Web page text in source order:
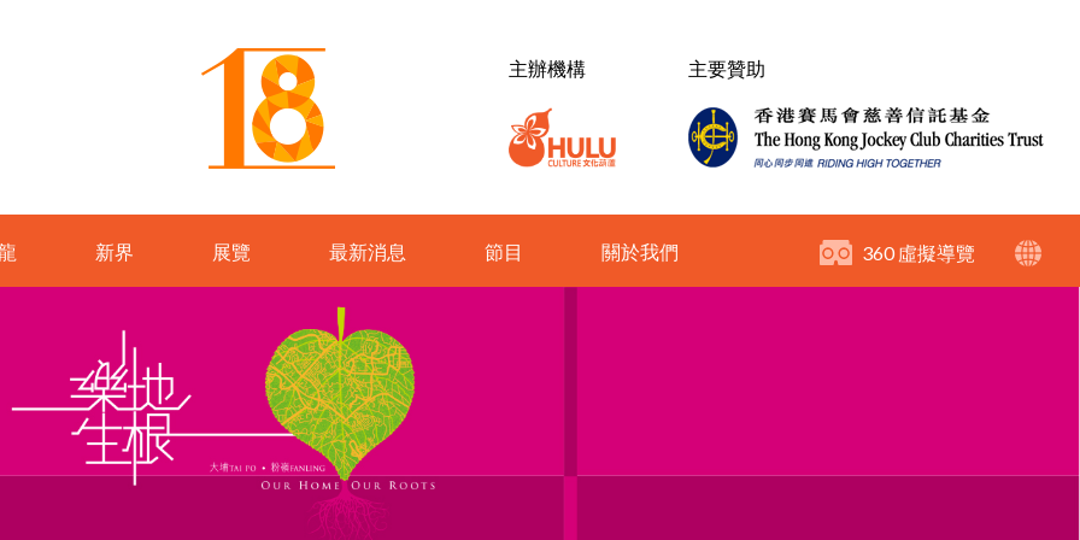
主辦機構 主要贊助
360 虛擬導覽
新界 展覽 最新消息 節目 關於我們